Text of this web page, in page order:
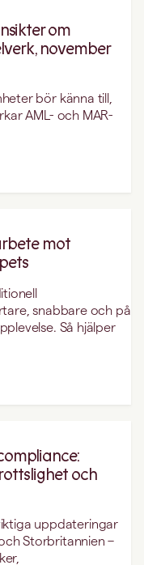
om
november
bör känna till,
AML- och MAR-
mot
snabbare och på
Så hjälper
och
uppdateringar
Storbritannien –